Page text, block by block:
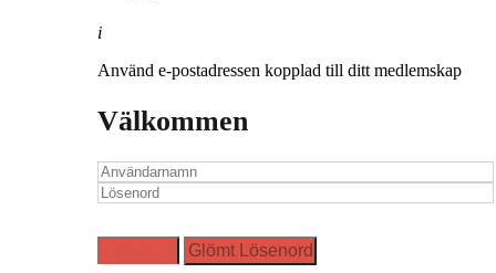
i
Använd e-postadressen kopplad till ditt medlemskap
Välkommen